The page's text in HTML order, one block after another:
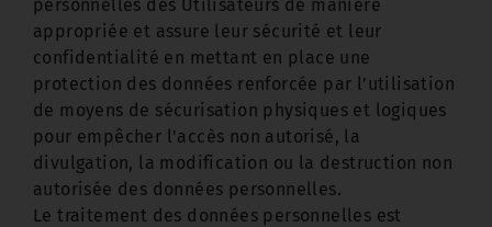
personnelles des Utilisateurs de manière
appropriée et assure leur sécurité et leur
confidentialité en mettant en place une
protection des données renforcée par l’utilisation
de moyens de sécurisation physiques et logiques
pour empêcher l'accès non autorisé, la
divulgation, la modification ou la destruction non
autorisée des données personnelles.
Le traitement des données personnelles est